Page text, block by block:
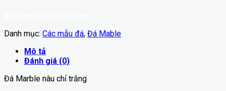
Danh mục: Các mẫu đá, Đá Mable
Mô tả
Đánh giá (0)
Đá Marble nâu chỉ trắng